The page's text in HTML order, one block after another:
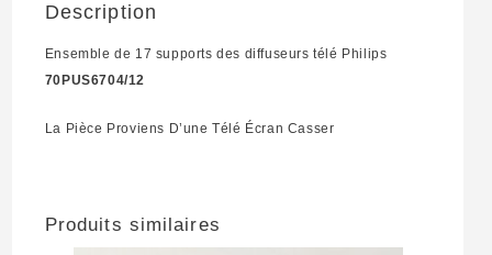
Description
Ensemble de 17 supports des diffuseurs télé Philips
70PUS6704/12
La Pièce Proviens D’une Télé Écran Casser
Produits similaires